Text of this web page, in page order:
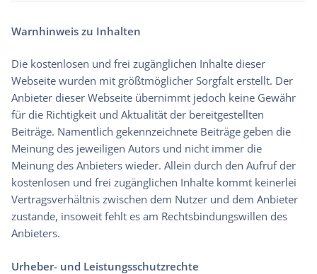
Warnhinweis zu Inhalten
Die kostenlosen und frei zugänglichen Inhalte dieser
Webseite wurden mit größtmöglicher Sorgfalt erstellt. Der
Anbieter dieser Webseite übernimmt jedoch keine Gewähr
für die Richtigkeit und Aktualität der bereitgestellten
Beiträge. Namentlich gekennzeichnete Beiträge geben die
Meinung des jeweiligen Autors und nicht immer die
Meinung des Anbieters wieder. Allein durch den Aufruf der
kostenlosen und frei zugänglichen Inhalte kommt keinerlei
Vertragsverhältnis zwischen dem Nutzer und dem Anbieter
zustande, insoweit fehlt es am Rechtsbindungswillen des
Anbieters.
Urheber- und Leistungsschutzrechte